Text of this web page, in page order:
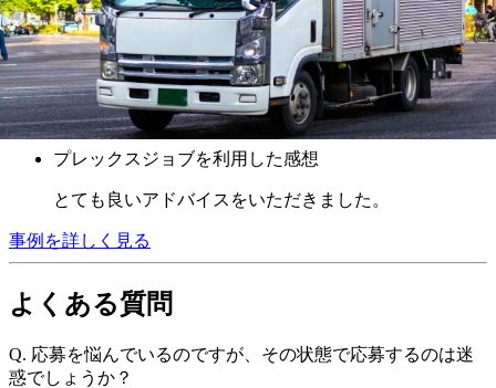
運転が好きで、興味があり、決めました。
入社してみて良かった点は？
良き先輩が居て色々教わって助かりました。
プレックスジョブを利用した感想
とても良いアドバイスをいただきました。
事例を詳しく見る
よくある質問
Q. 応募を悩んでいるのですが、その状態で応募するのは迷
惑でしょうか？